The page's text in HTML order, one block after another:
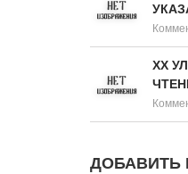
XX
ДОБАВИТЬ